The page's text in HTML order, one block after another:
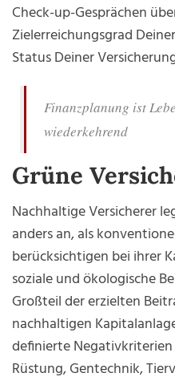
Check-up-Gesprächen
Zielerreichungsgrad
Status Deiner
Finanzplanung ist
wiederkehrend
Grüne
Nachhaltige Versicherer
anders an, als
berücksichtigen bei ihrer
soziale und ökologische
Großteil der erzielten
nachhaltigen
definierte
Rüstung, Gentechnik,